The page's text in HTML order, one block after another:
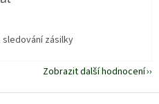
je 5 z 5 hvězdiček.
zásilky
Zobrazit další hodnocení